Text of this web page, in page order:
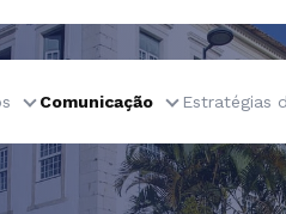
Comunicação Estratégias